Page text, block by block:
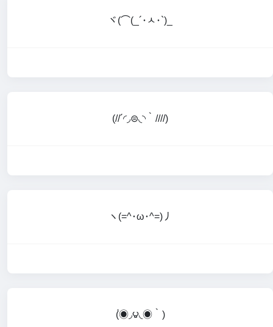
ヾ(⌒(_´･ㅅ･`)_
(//´◜◞⊜◟◝｀////)
ヽ(=^･ω･^=)丿
(́◉◞౪◟◉‵)